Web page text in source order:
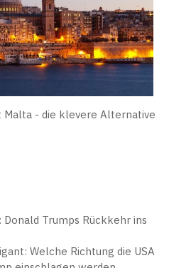
Malta - die klevere Alternative
Donald Trumps Rückkehr ins
Welche Richtung die USA